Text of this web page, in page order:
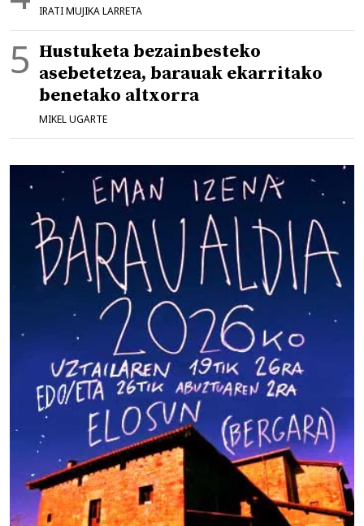
IRATI MUJIKA LARRETA
Hustuketa bezainbesteko
asebetetzea, barauak ekarritako
benetako altxorra
MIKEL UGARTE